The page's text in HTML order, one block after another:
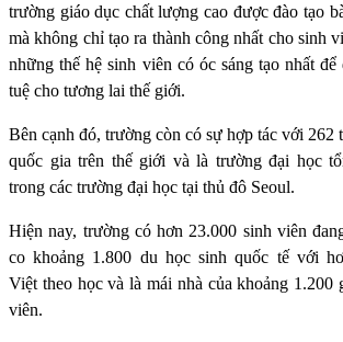
trường giáo dục chất lượng cao được đào tạo
mà không chỉ tạo ra thành công nhất cho sinh
những thế hệ sinh viên có óc sáng tạo nhất
tuệ cho tương lai thế giới.
Bên cạnh đó, trường còn có sự hợp tác với 262
quốc gia trên thế giới và là trường đại học
trong các trường đại học tại thủ đô Seoul.
Hiện nay, trường có hơn 23.000 sinh viên
co khoảng 1.800 du học sinh quốc tế với
Việt theo học và là mái nhà của khoảng 1.200
viên.